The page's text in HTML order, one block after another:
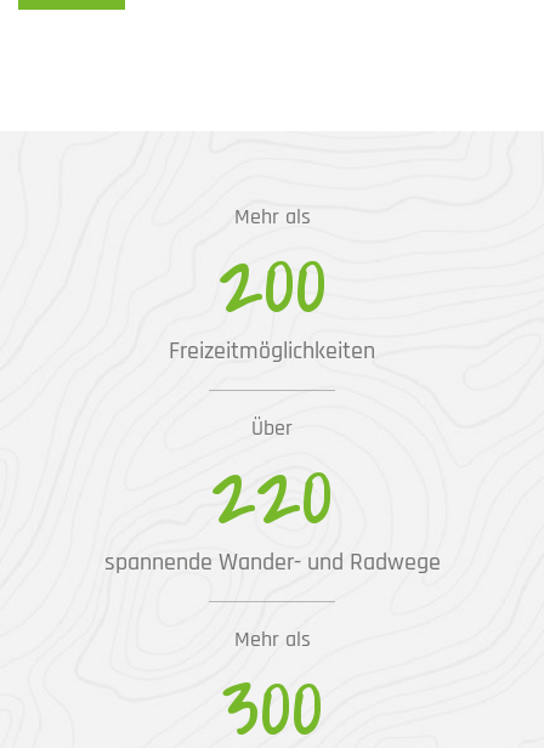
Mehr als
200
Freizeitmöglichkeiten
Über
220
spannende Wander- und Radwege
Mehr als
300